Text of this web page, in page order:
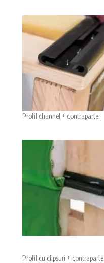
Profil channel + contraparte;
Profil cu clipsuri + contraparte